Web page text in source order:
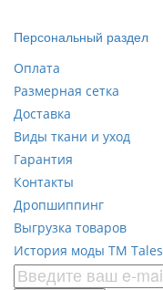
Персональный раздел
Оплата
Размерная сетка
Доставка
Виды ткани и уход
Гарантия
Контакты
Дропшиппинг
Выгрузка товаров
История моды ТМ Tales